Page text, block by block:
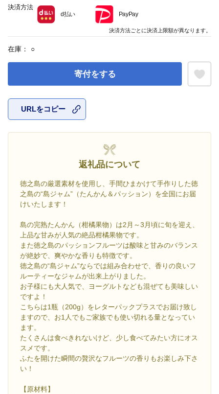
在庫： ○
寄付をする
URLをコピー
返礼品について
徳之島の厳選素材を使用し、手間ひまかけて手作りした徳
之島の“島ジャム”（たんかん＆パッション）を全国にお届
けいたします！
島の完熟たんかん（柑橘果物）は2月～3月頃に旬を迎え、
上品な甘みが人気の絶品柑橘果物です。
また徳之島のパッションフルーツは酸味と甘みのバランス
が絶妙で、爽やかな香りも特徴です。
徳之島の“島ジャム”ならでは組み合わせで、香りの良いフ
ルーティーなジャムが出来上がりました。
お子様にも大人気で、ヨーグルトなども混ぜても美味しい
ですよ！
こちらは1瓶（200g）をレターパックプラスでお届け致し
ますので、お1人でもご家族でも使い切れる量となってい
ます。
たくさんは食べきれないけど、少し食べてみたい方にオス
スメです。
ふたを開けた瞬間の贅沢なフルーツの香りもお楽しみ下さ
い！
【原材料】
決済方法
d払い PayPay
決済方法ごとに決済上限額が異なります。